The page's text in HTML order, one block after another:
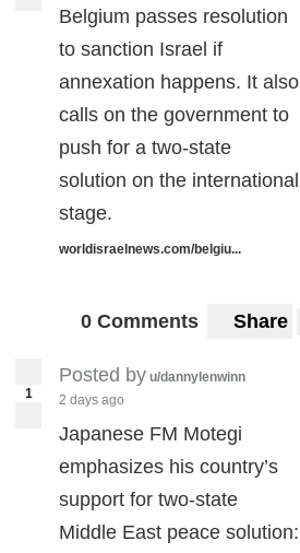
Belgium passes resolution
to sanction Israel if
annexation happens. It also
calls on the government to
push for a two-state
solution on the international
stage.
worldisraelnews.com/belgiu...
0 Comments Share
1
Posted by u/dannylenwinn
2 days ago
Japanese FM Motegi
emphasizes his country’s
support for two-state
Middle East peace solution: